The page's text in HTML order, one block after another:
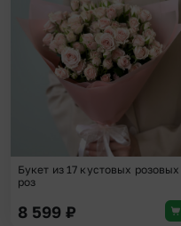
Букет из 17 кустовых розовых
роз
8 599 ₽